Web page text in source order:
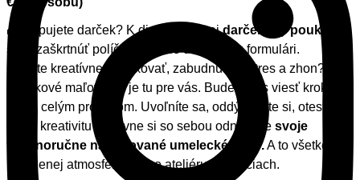
🎁 Kupujete darček? K dispozícii je ajdarčekový poukaz
stačí zaškrtnúť políčko v nižšie uvedenom formulári.
Chcete kreatívne zrelaxovať, zabudnúť na stres a zhon?
Zážitkové maľovanie je tu pre vás. Budem vás viesť krok po
kroku celým procesom. Uvoľníte sa, oddýchnete si, otestujete
svoju kreativitu a hlavne si so sebou odnesiete svoje
vlastnoručne namaľované umelecké dielo.A to všetko v
uvoľnenej atmosfére môjho ateliéru v Košiciach.